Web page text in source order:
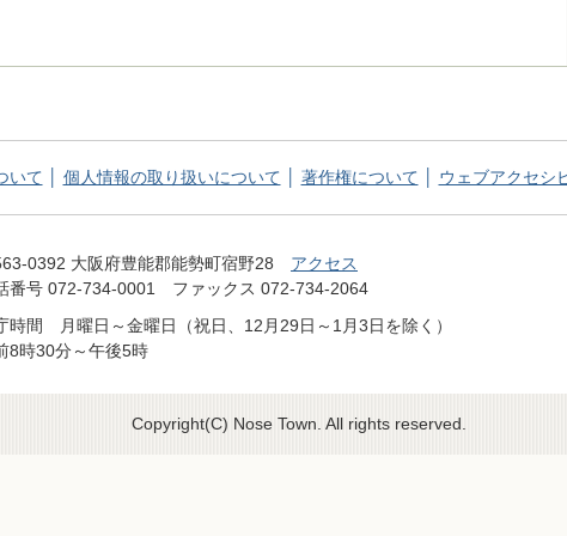
いて 個人情報の取り扱いについて 著作権について ウェブアクセシ
0392 大阪府豊能郡能勢町宿野28 アクセス
番号 072-734-0001 ファックス 072-734-2064
時間 月曜日～金曜日（祝日、12月29日～1月3日を除く）
8時30分～午後5時
Copyright(C) Nose Town. All rights reserved.